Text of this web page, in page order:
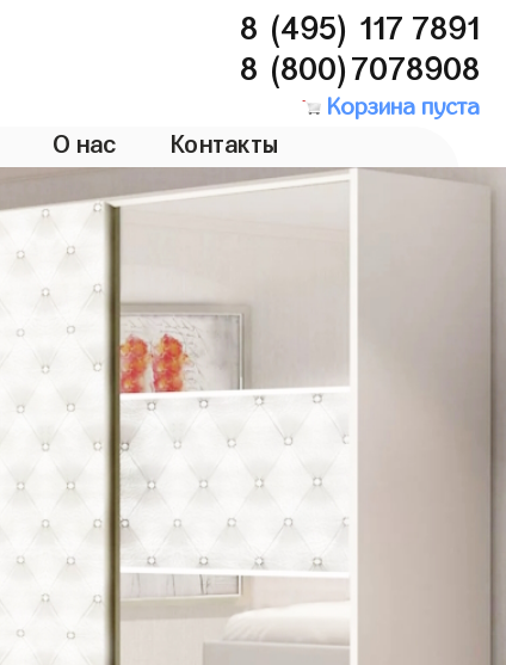
8 (495) 117 7891
8 (800)7078908
Корзина пуста
О нас Контакты